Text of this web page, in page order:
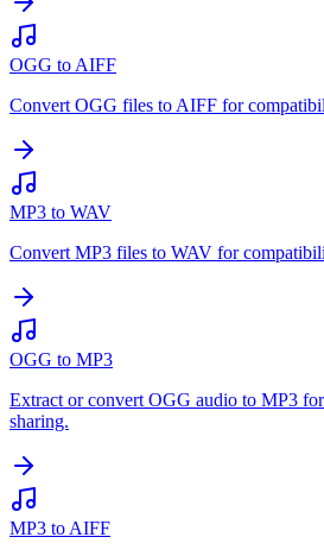
OGG to AIFF
Convert OGG files to AIFF for
MP3 to WAV
Convert MP3 files to WAV for
OGG to MP3
Extract or convert OGG audio to MP3
sharing.
MP3 to AIFF